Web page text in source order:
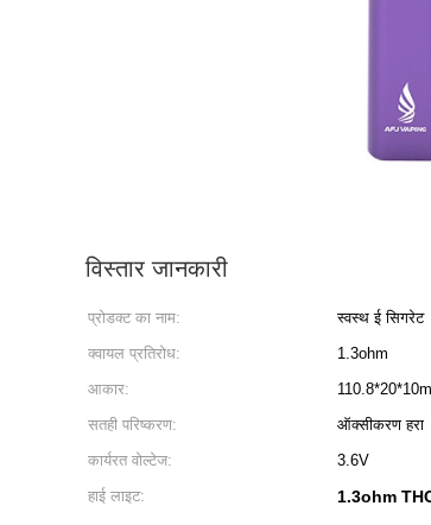
विस्तार जानकारी
प्रोडक्ट का नाम: स्वस्थ ई सिगरेट
क्वायल प्रतिरोध:
1.3ohm
आकार:
सतही परिष्करण:
ऑक्सीकरण हरा
कार्यरत वोल्टेज:
3.6V
हाई लाइट:
1.3ohm